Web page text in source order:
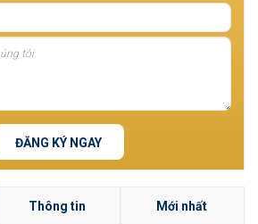
ĐĂNG KÝ NGAY
Thông tin Mới nhất